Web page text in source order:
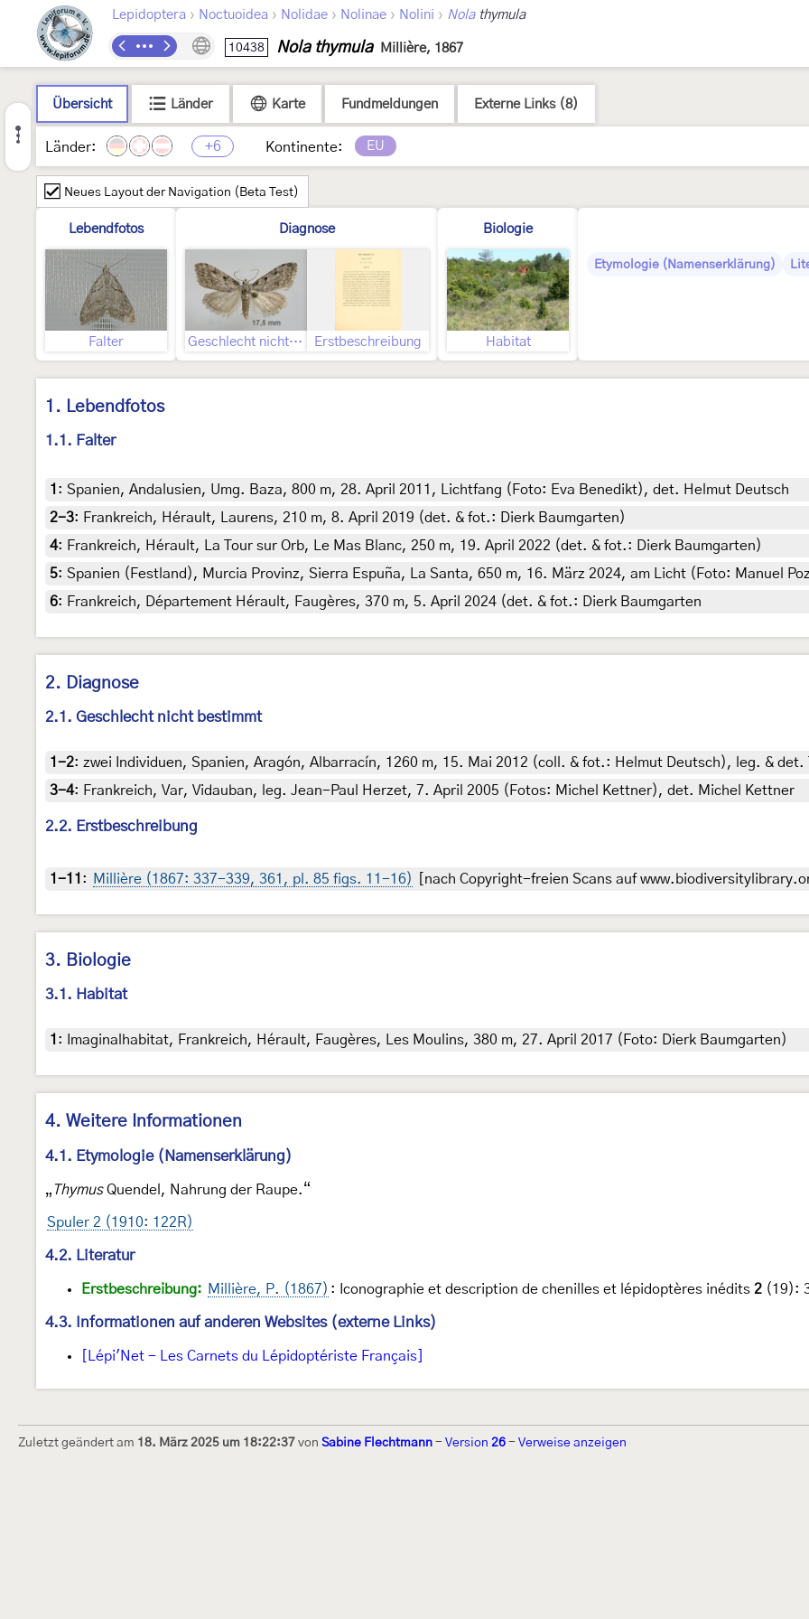
Lepidoptera › Noctuoidea › Nolidae › Nolinae › Nolini › Nolathymula
10438 Nola thymula Millière, 1867
Übersicht Länder Karte Fundmeldungen Externe Links (8)
Länder: +6 Kontinente: EU
Neues Layout der Navigation (Beta Test)
Lebendfotos
Falter
Diagnose
Geschlecht nicht bestimmt Erstbeschreibung
Biologie
Habitat
Etymologie (Namenserklärung)
1. Lebendfotos
1.1. Falter
1 : Spanien, Andalusien, Umg. Baza, 800 m, 28. April 2011, Lichtfang (Foto: Eva Benedikt), det. Helmut Deutsch
2-3: Frankreich, Hérault, Laurens, 210 m, 8. April 2019 (det. & fot.: Dierk Baumgarten)
4: Frankreich, Hérault, La Tour sur Orb, Le Mas Blanc, 250 m, 19. April 2022 (det. & fot.: Dierk Baumgarten)
5: Spanien (Festland), Murcia Provinz, Sierra Espuña, La Santa, 650 m, 16. März 2024, am Licht (Foto: Manuel
6: Frankreich, Département Hérault, Faugères, 370 m, 5. April 2024 (det. & fot.: Dierk Baumgarten
2. Diagnose
2.1. Geschlecht nicht bestimmt
1-2: zwei Individuen, Spanien, Aragón, Albarracín, 1260 m, 15. Mai 2012 (coll. & fot.: Helmut Deutsch), leg. & det.
3-4: Frankreich, Var, Vidauban, leg. Jean-Paul Herzet, 7. April 2005 (Fotos: Michel Kettner), det. Michel Kettner
2.2. Erstbeschreibung
1-11 : Millière (1867: 337-339, 361, pl. 85 figs. 11-16) [nach Copyright-freien Scans auf
3. Biologie
3.1. Habitat
1 : Imaginalhabitat, Frankreich, Hérault, Faugères, Les Moulins, 380 m, 27. April 2017 (Foto: Dierk Baumgarten)
4. Weitere Informationen
4.1. Etymologie (Namenserklärung)
„ ThymusQuendel, Nahrung der Raupe.“
Spuler 2 (1910: 122R)
4.2. Literatur
Erstbeschreibung: Millière, P. (1867) : Iconographie et description de chenilles et lépidoptères inédits 2 (19):
4.3. Informationen auf anderen Websites (externe Links)
[Lépi'Net - Les Carnets du Lépidoptériste Français]
Zuletzt geändert am 18. März 2025 um 18:22:37 von Sabine Flechtmann - Version 26 - Verweise anzeigen